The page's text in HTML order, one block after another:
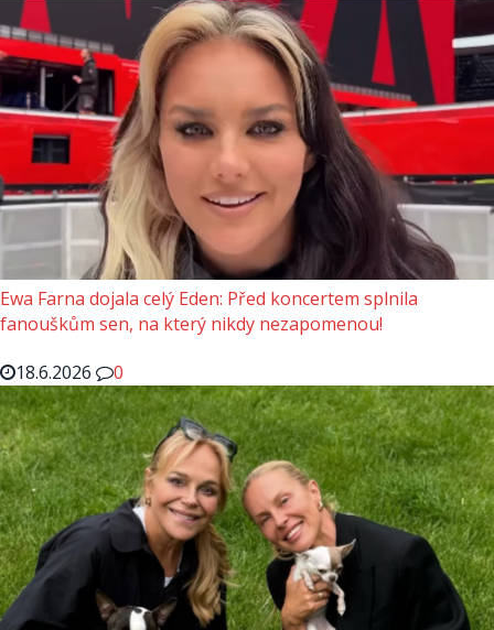
Ewa Farna dojala celý Eden: Před koncertem splnila
fanouškům sen, na který nikdy nezapomenou!
18.6.2026
0